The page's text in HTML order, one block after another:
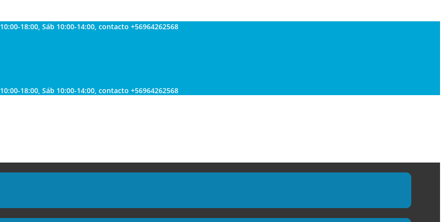
18:00, Sáb 10:00-14:00, contacto +56964262568
18:00, Sáb 10:00-14:00, contacto +56964262568